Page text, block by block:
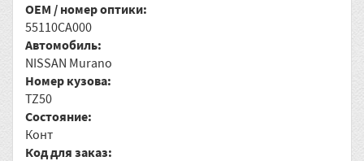
OEM / номер оптики:
55110CA000
Автомобиль:
NISSAN Murano
Номер кузова:
TZ50
Состояние:
Конт
Код для заказ: